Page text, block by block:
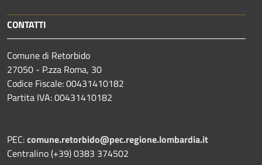
CONTATTI
Comune di Retorbido
27050 - P.zza Roma, 30
Codice Fiscale: 00431410182
Partita IVA: 00431410182
PEC:comune.retorbido@pec.regione.lombardia.it
Centralino (+39) 0383 374502